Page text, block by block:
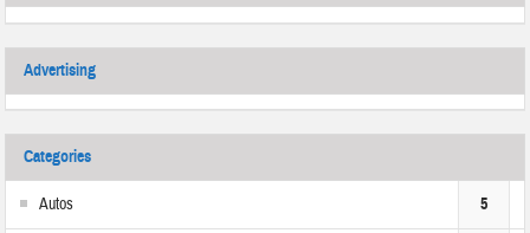
Advertising
Categories
Autos 5